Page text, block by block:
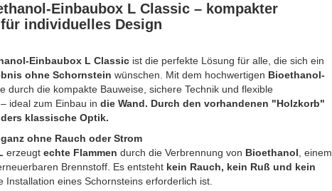
Einbaubox L Classic – kompakter
individuelles Design
Einbaubox L Classic ist die perfekte Lösung für alle, die sich ein
ohne Schornstein wünschen. Mit dem hochwertigen Bioethanol-
durch die kompakte Bauweise, sichere Technik und flexible
ideal zum Einbau in die Wand. Durch den vorhandenen "Holzkorb"
klassische Optik.
ohne Rauch oder Strom
erzeugt echte Flammen durch die Verbrennung von Bioethanol , einem
Brennstoff. Es entsteht kein Rauch, kein Ruß und kein
Installation eines Schornsteins erforderlich ist.